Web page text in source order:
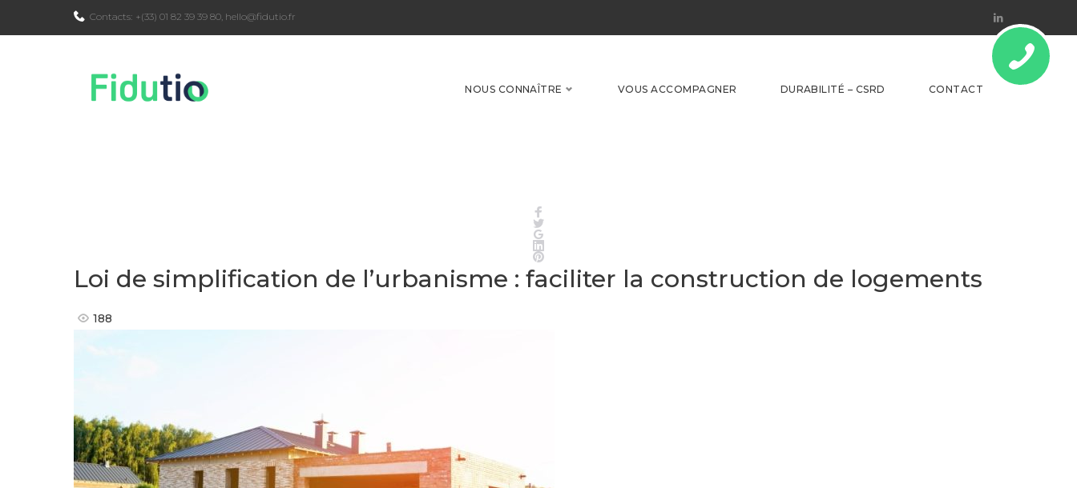
to
Contacts: +(33) 01 82 39 39 80, hello@fidutio.fr
Linkedin
NOUS CONNAÎTRE VOUS ACCOMPAGNER DURABILITÉ – CSRD CONTACT
Twitter
Pinterest
Loi de simplification de l’urbanisme : faciliter la construction de logements
188